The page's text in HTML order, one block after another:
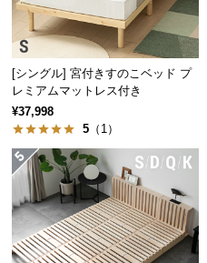
に
つ
い
返
品・
キ
ャ
ン
セ
[シングル] 宮付きすのこベッド プ
レミアムマットレス付き
¥37,998
5 （1）